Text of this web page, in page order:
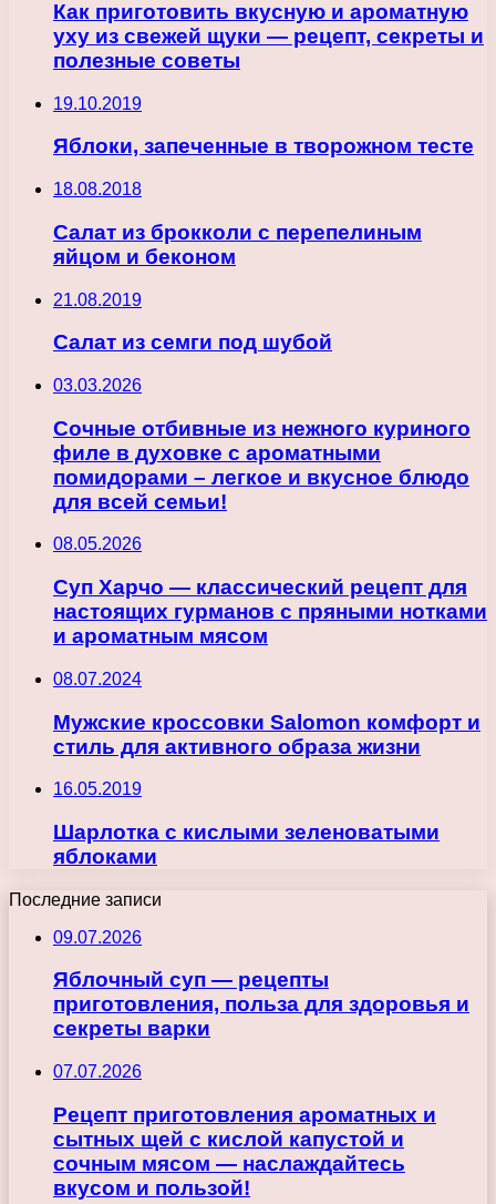
Как приготовить вкусную и ароматную
уху из свежей щуки — рецепт, секреты и
полезные советы
19.10.2019
Яблоки, запеченные в творожном тесте
18.08.2018
Салат из брокколи с перепелиным
яйцом и беконом
21.08.2019
Салат из семги под шубой
03.03.2026
Сочные отбивные из нежного куриного
филе в духовке с ароматными
помидорами – легкое и вкусное блюдо
для всей семьи!
08.05.2026
Суп Харчо — классический рецепт для
настоящих гурманов с пряными нотками
и ароматным мясом
08.07.2024
Мужские кроссовки Salomon комфорт и
стиль для активного образа жизни
16.05.2019
Шарлотка с кислыми зеленоватыми
яблоками
Последние записи
09.07.2026
Яблочный суп — рецепты
приготовления, польза для здоровья и
секреты варки
07.07.2026
Рецепт приготовления ароматных и
сытных щей с кислой капустой и
сочным мясом — наслаждайтесь
вкусом и пользой!